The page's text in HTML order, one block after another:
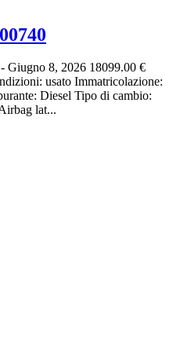
- Giugno 8, 2026 18099.00 €
usato Immatricolazione:
Diesel Tipo di cambio:
lat...